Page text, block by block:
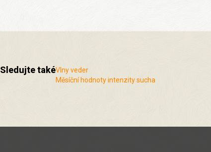
Sledujte takéVlny veder
Měsíční hodnoty intenzity sucha